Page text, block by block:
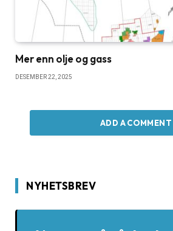
Mer enn olje og gass
DESEMBER 22, 2025
ADD A COMMENT
NYHETSBREV